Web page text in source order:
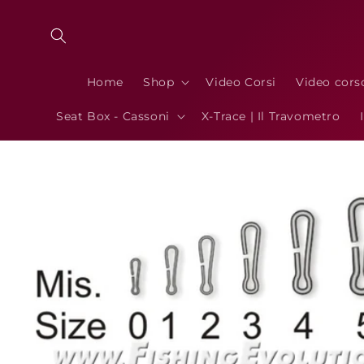
ai contenuti
Home Shop Video Corsi Video
Seat Box - Cassoni X-Trace | Il Travometro